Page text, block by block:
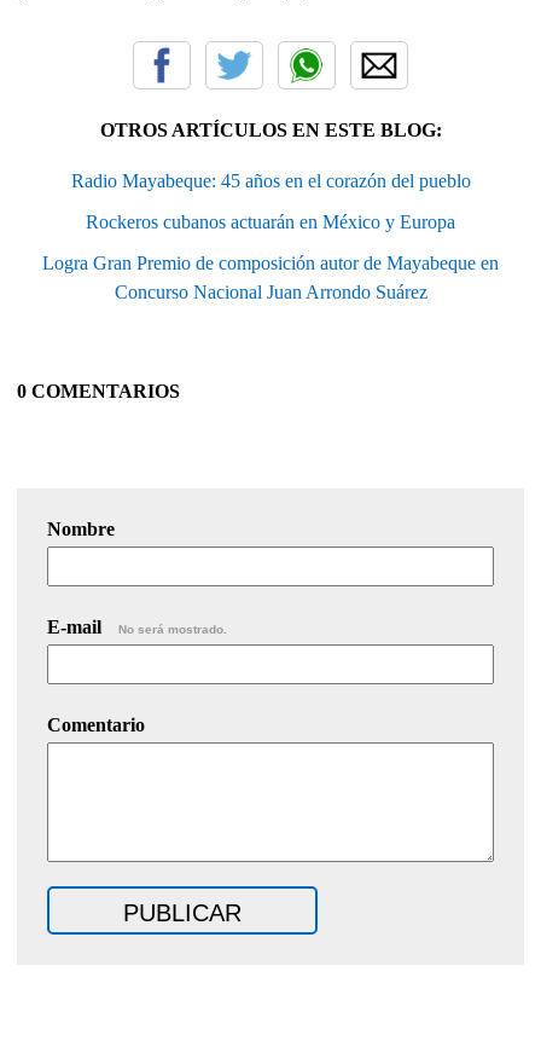
OTROS ARTÍCULOS EN ESTE BLOG:
Radio Mayabeque: 45 años en el corazón del pueblo
Rockeros cubanos actuarán en México y Europa
Logra Gran Premio de composición autor de Mayabeque en
Concurso Nacional Juan Arrondo Suárez
0 COMENTARIOS
Nombre
E-mail No será mostrado.
Comentario